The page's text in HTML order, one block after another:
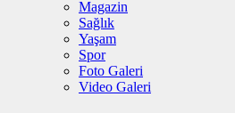
Magazin
Sağlık
Yaşam
Spor
Foto Galeri
Video Galeri